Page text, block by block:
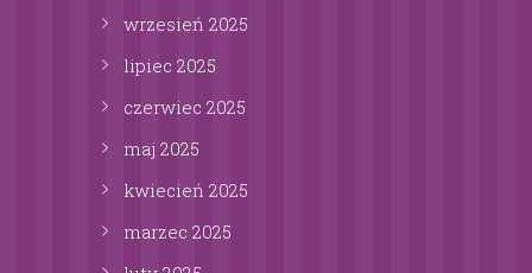
wrzesień 2025
lipiec 2025
czerwiec 2025
maj 2025
kwiecień 2025
marzec 2025